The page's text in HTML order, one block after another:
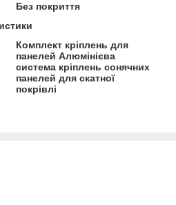
Без покриття
Комплект кріплень для
панелей Алюмінієва
система кріплень сонячних
панелей для скатної
покрівлі